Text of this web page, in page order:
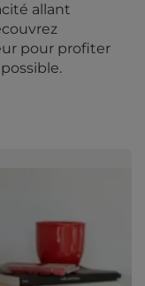
allant
pour profiter